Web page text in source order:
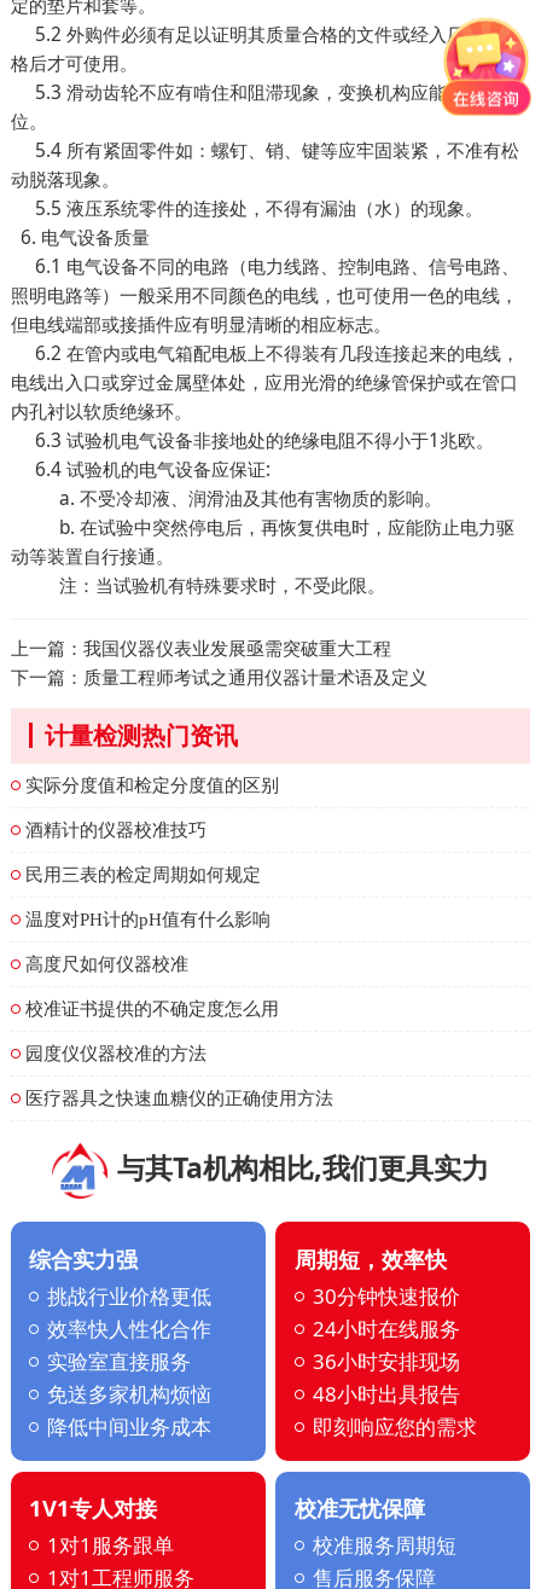
5.2 外购件必须有足以证明其质量合格的文件或经入厂检验合
格后才可使用。
5.3 滑动齿轮不应有啃住和阻滞现象，变换机构应能正确定
位。
5.4 所有紧固零件如：螺钉、销、键等应牢固装紧，不准有松
动脱落现象。
5.5 液压系统零件的连接处，不得有漏油（水）的现象。
6. 电气设备质量
6.1 电气设备不同的电路（电力线路、控制电路、信号电路、
照明电路等）一般采用不同颜色的电线，也可使用一色的电线，
但电线端部或接插件应有明显清晰的相应标志。
6.2 在管内或电气箱配电板上不得装有几段连接起来的电线，
电线出入口或穿过金属壁体处，应用光滑的绝缘管保护或在管口
内孔衬以软质绝缘环。
6.3 试验机电气设备非接地处的绝缘电阻不得小于1兆欧。
6.4 试验机的电气设备应保证:
a. 不受冷却液、润滑油及其他有害物质的影响。
b. 在试验中突然停电后，再恢复供电时，应能防止电力驱
动等装置自行接通。
注：当试验机有特殊要求时，不受此限。
上一篇： 我国仪器仪表业发展亟需突破重大工程
下一篇： 质量工程师考试之通用仪器计量术语及定义
计量检测热门资讯
实际分度值和检定分度值的区别
酒精计的仪器校准技巧
民用三表的检定周期如何规定
温度对PH计的pH值有什么影响
高度尺如何仪器校准
校准证书提供的不确定度怎么用
园度仪仪器校准的方法
医疗器具之快速血糖仪的正确使用方法
与其Ta机构相比,我们更具实力
综合实力强
挑战行业价格更低
效率快人性化合作
实验室直接服务
免送多家机构烦恼
降低中间业务成本
周期短，效率快
30分钟快速报价
24小时在线服务
36小时安排现场
48小时出具报告
即刻响应您的需求
1V1专人对接
1对1服务跟单
1对1工程师服务
校准无忧保障
校准服务周期短
售后服务保障